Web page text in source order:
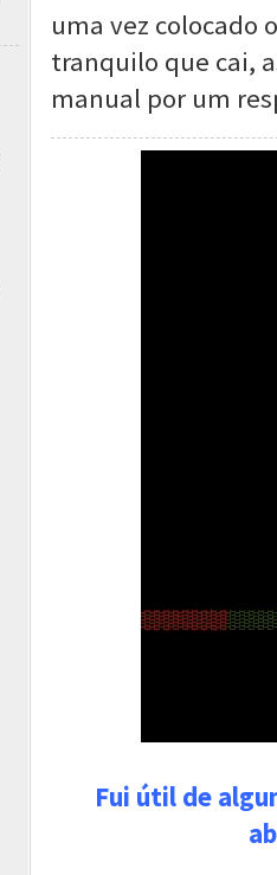
uma vez colocado
tranquilo que cai,
manual por um
Fui útil de